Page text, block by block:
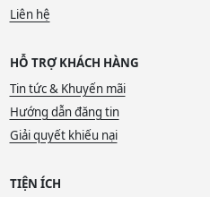
Liên hệ
HỖ TRỢ KHÁCH HÀNG
Tin tức & Khuyến mãi
Hướng dẫn đăng tin
Giải quyết khiếu nại
TIỆN ÍCH